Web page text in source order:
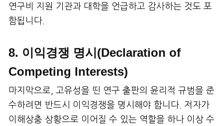
연구비 지원 기관과 대학을 언급하고 감사하는 것도 포
함됩니다.
8. 이익경쟁 명시(Declaration of
Competing Interests)
마지막으로, 고유성을 띤 연구 출판의 윤리적 규범을 준
수하려면 반드시 이익경쟁을 명시해야 합니다. 저자가
이해상충 상황으로 이어질 수 있는 역할을 하나 이상 수